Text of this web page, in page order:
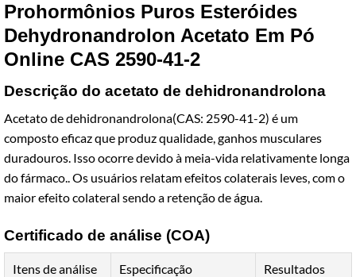
Prohormônios Puros Esteróides
Dehydronandrolon Acetato Em Pó
Online CAS 2590-41-2
Descrição do acetato de dehidronandrolona
Acetato de dehidronandrolona(CAS: 2590-41-2) é um
composto eficaz que produz qualidade, ganhos musculares
duradouros. Isso ocorre devido à meia-vida relativamente longa
do fármaco.. Os usuários relatam efeitos colaterais leves, com o
maior efeito colateral sendo a retenção de água.
Certificado de análise (COA)
Itens de análise Especificação Resultados